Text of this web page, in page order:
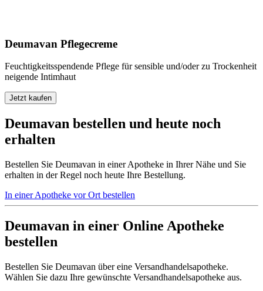
Deumavan Pflegecreme
Feuchtigkeitsspendende Pflege für sensible und/oder zu Trockenheit
neigende Intimhaut
Jetzt kaufen
Deumavan bestellen und heute noch
erhalten
Bestellen Sie Deumavan in einer Apotheke in Ihrer Nähe und Sie
erhalten in der Regel noch heute Ihre Bestellung.
In einer Apotheke vor Ort bestellen
Deumavan in einer Online Apotheke
bestellen
Bestellen Sie Deumavan über eine Versandhandelsapotheke.
Wählen Sie dazu Ihre gewünschte Versandhandelsapotheke aus.